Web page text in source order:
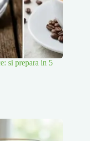
si prepara in 5